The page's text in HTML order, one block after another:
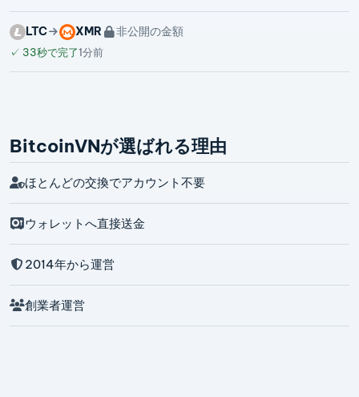
LTC XMR 非公開の金額
✓ 33秒で完了1分前
BitcoinVNが選ばれる理由
ほとんどの交換でアカウント不要
ウォレットへ直接送金
2014年から運営
創業者運営